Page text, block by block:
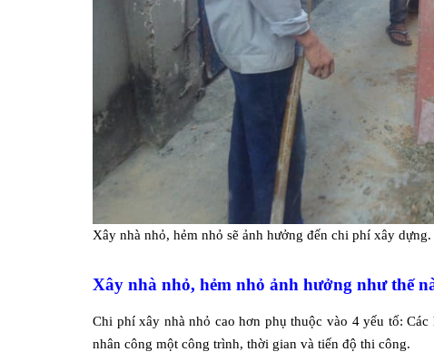
Xây nhà nhỏ, hẻm nhỏ sẽ ảnh hưởng đến chi phí xây dựng.
Xây nhà nhỏ, hẻm nhỏ ảnh hưởng như thế
Chi phí xây nhà nhỏ cao hơn phụ thuộc vào 4 yếu tố:
nhân công một công trình, thời gian và tiến độ thi công.